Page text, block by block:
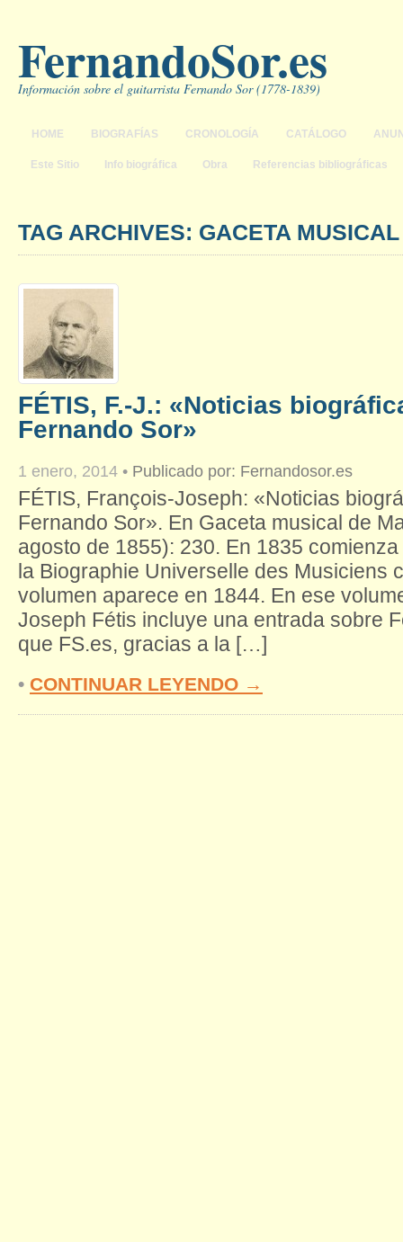
FernandoSor.es
Información sobre el guitarrista Fernando Sor (1778-1839)
HOME BIOGRAFÍAS CRONOLOGÍA CATÁLOGO
Este Sitio Info biográfica Obra Referencias bibliográficas
TAG ARCHIVES: GACETA
FÉTIS, F.-J.: «Noticias
Fernando Sor»
1 enero, 2014 • Publicado por: Fernandosor.es
FÉTIS, François-Joseph: «Noticias
Fernando Sor». En Gaceta musical de
agosto de 1855): 230. En 1835
la Biographie Universelle des Musiciens
volumen aparece en 1844. En ese
Joseph Fétis incluye una entrada sobre
que FS.es, gracias a la […]
• CONTINUAR LEYENDO →